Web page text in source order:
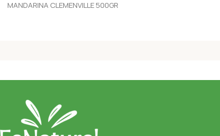
MANDARINA CLEMENVILLE 500GR